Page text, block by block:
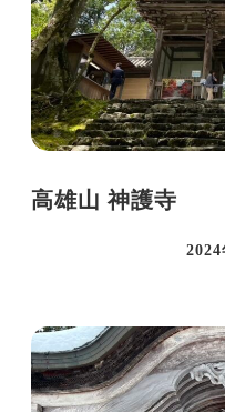
高雄山 神護寺
投稿
2024